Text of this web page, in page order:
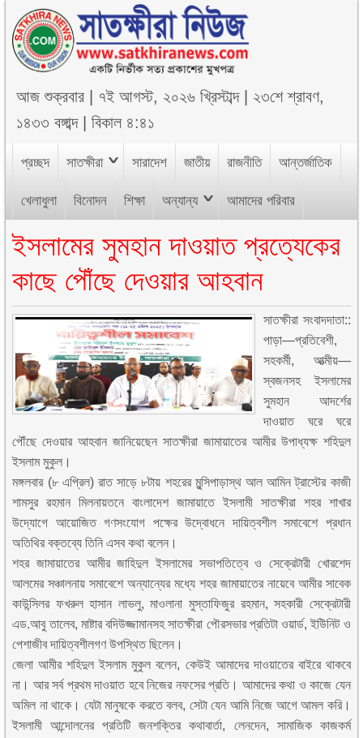
আজশুক্রবার ৭ই আগস্ট, ২০২৬ খ্রিস্টাব্দ| ২৩শে শ্রাবণ,
১৪৩৩ বঙ্গাব্দ|বিকাল ৪:৪১
প্রচ্ছদ সাতক্ষীরা সারাদেশ জাতীয় রাজনীতি আন্তর্জাতিক
খেলাধুলা বিনোদন শিক্ষা অন্যান্য আমাদের পরিবার
ইসলামের সুমহান দাওয়াত প্রত্যেকের
কাছে পৌঁছে দেওয়ার আহবান
সাতক্ষীরা সংবাদদাতা::
পাড়া—প্রতিবেশী,
সহকর্মী, আত্মীয়—
স্বজনসহ ইসলামের
সুমহান আদর্শের
দাওয়াত ঘরে ঘরে
পৌঁছে দেওয়ার আহবান জানিয়েছেন সাতক্ষীরা জামায়াতের আমীর উপাধ্যক্ষ শহিদুল
ইসলাম মুকুল।
মঙ্গলবার (৮ এপ্রিল) রাত সাড়ে ৮টায় শহরের মুন্সিপাড়াস্থ আল আমিন ট্রাস্টের কাজী
শামসুর রহমান মিলনায়তনে বাংলাদেশ জামায়াতে ইসলামী সাতক্ষীরা শহর শাখার
উদ্যোগে আয়োজিত গণসংযোগ পক্ষের উদ্বোধনে দায়িত্বশীল সমাবেশে প্রধান
অতিথির বক্তব্যে তিনি এসব কথা বলেন।
শহর জামায়াতের আমীর জাহিদুল ইসলামের সভাপতিত্বে ও সেক্রেটারী খোরশেদ
আলমের সঞ্চালনায় সমাবেশে অন্যান্যের মধ্যে শহর জামায়াতের নায়েবে আমীর সাবেক
কাউন্সিলর ফখরুল হাসান লাভলু, মাওলানা মুস্তাফিজুর রহমান, সহকারী সেক্রেটারী
এড.আবু তালেব, মাষ্টার বদিউজ্জামানসহ সাতক্ষীরা পৌরসভার প্রতিটা ওয়ার্ড, ইউিনিট ও
পেশাজীব দায়িত্বশীলগণ উপস্থিত ছিলেন।
জেলা আমীর শহিদুল ইসলাম মুকুল বলেন, কেউই আমাদের দাওয়াতের বাইরে থাকবে
না। আর সর্ব প্রথম দাওয়াত হবে নিজের নফসের প্রতি। আমাদের কথা ও কাজে যেন
অমিল না থাকে। যেটা মানুষকে করতে বলব, সেটা যেন আমি নিজে আগে আমল করি।
ইসলামী আন্দোলনের প্রতিটি জনশক্তির কথাবার্তা, লেনদেন, সামাজিক কাজকর্ম